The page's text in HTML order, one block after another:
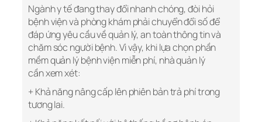
Ngành y tế đang thay đổi nhanh chóng, đòi hỏi
bệnh viện và phòng khám phải chuyển đổi số để
đáp ứng yêu cầu về quản lý, an toàn thông tin và
chăm sóc người bệnh. Vì vậy, khi lựa chọn phần
mềm quản lý bệnh viện miễn phí, nhà quản lý
cần xem xét:
+ Khả năng nâng cấp lên phiên bản trả phí trong
tương lai.